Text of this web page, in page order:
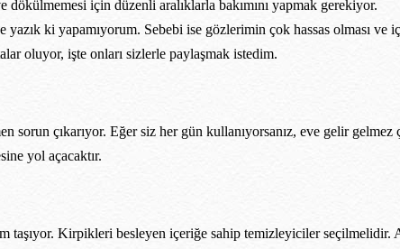
için düzenli aralıklarla bakımını yapmak gerekiyor.
ki yapamıyorum. Sebebi ise gözlerimin çok hassas olması ve
oluyor, işte onları sizlerle paylaşmak istedim.
çıkarıyor. Eğer siz her gün kullanıyorsanız, eve gelir gelmez
yol açacaktır.
Kirpikleri besleyen içeriğe sahip temizleyiciler seçilmelidir.